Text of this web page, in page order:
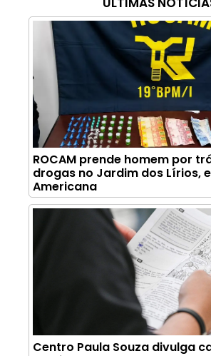
ROCAM prende homem por
drogas no Jardim dos Lírios,
Americana
Centro Paula Souza divulga